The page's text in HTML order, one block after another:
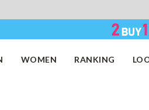
WOMEN RANKING